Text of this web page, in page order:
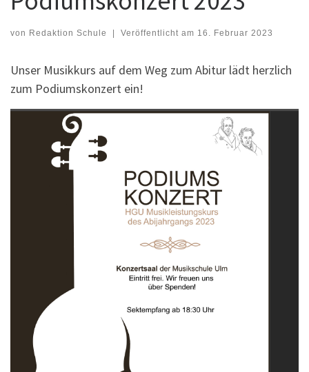
von Redaktion Schule Veröffentlicht am 16. Februar 2023
Unser Musikkurs auf dem Weg zum Abitur lädt herzlich
zum Podiumskonzert ein!